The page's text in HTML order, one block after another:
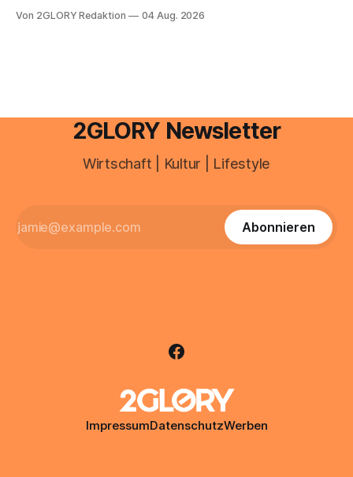
besitzt, loggt sich heute über das Vodafone E-Mail & Cloud
Von 2GLORY Redaktion 04 Aug. 2026
2GLORY Newsletter
Wirtschaft | Kultur | Lifestyle
Abonnieren
ImpressumDatenschutzWerben